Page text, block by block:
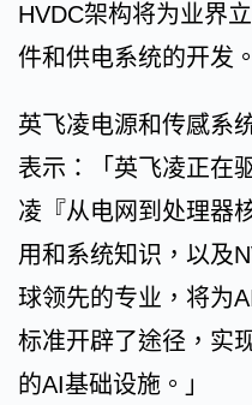
HVDC架构将为业界
件和供电系统的开发。
英飞凌电源和传感系
表示：「英飞凌正在
凌『从电网到处理器
用和系统知识，以及
球领先的专业，将为
标准开辟了途径，实
的AI基础设施。」